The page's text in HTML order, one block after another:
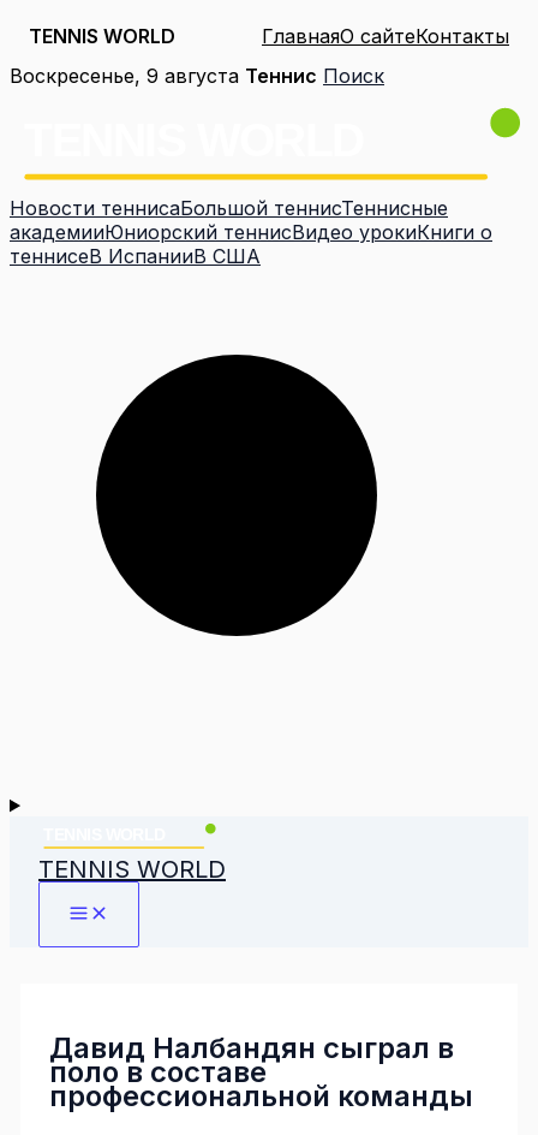
TENNIS WORLD ГлавнаяО сайтеКонтакты
Перейти
Воскресенье, 9 августа Теннис Поиск
Новости теннисаБольшой теннисТеннисные
академииЮниорский теннисВидео урокиКниги о
теннисеВ ИспанииВ США
TENNIS WORLD
Давид Налбандян сыграл в
поло в составе
профессиональной команды